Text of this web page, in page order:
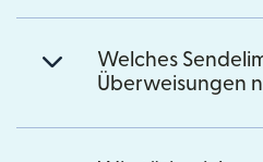
Welches
Überweisungen